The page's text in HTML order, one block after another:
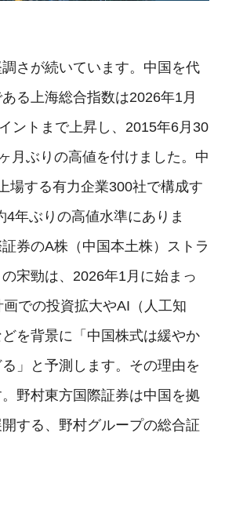
さが続いています。中国を代
る上海総合指数は2026年1月
ントまで上昇し、2015年6月30
月ぶりの高値を付けました。中
場する有力企業300社で構成す
4年ぶりの高値水準にありま
券のA株（中国本土株）ストラ
宋勁は、2026年1月に始まっ
での投資拡大やAI（人工知
を背景に「中国株式は緩やか
」と予測します。その理由を
野村東方国際証券は中国を拠
する、野村グループの総合証